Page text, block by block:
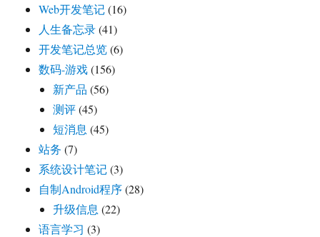
Web开发笔记(16)
人生备忘录(41)
开发笔记总览(6)
数码-游戏(156)
新产品 (56)
测评(45)
短消息 (45)
站务 (7)
系统设计笔记(3)
自制Android程序(28)
升级信息 (22)
语言学习 (3)